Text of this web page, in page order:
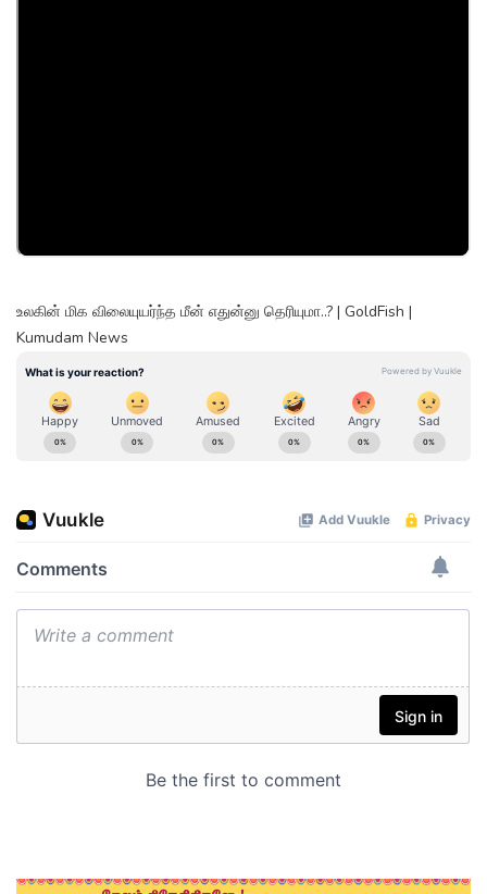
உலகின் மிக விலையுயர்ந்த மீன் எதுன்னு தெரியுமா..? | GoldFish |
Kumudam News